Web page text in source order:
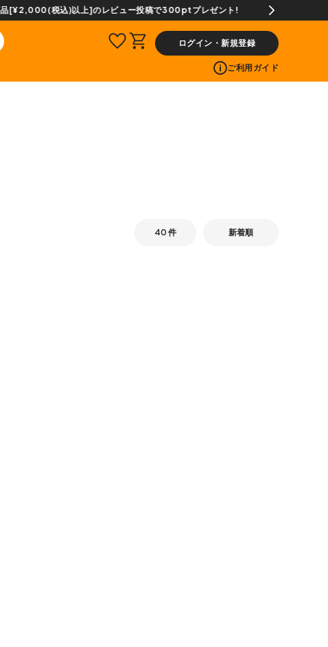
ログイン・新規登録
ご利用ガイド